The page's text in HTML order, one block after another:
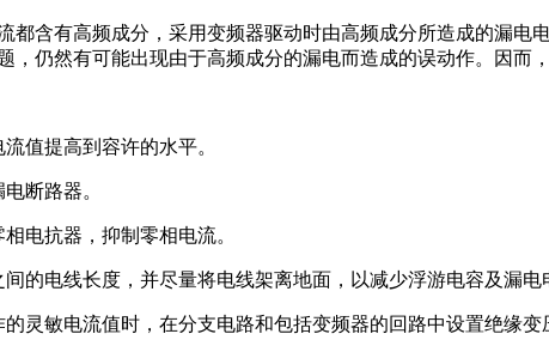
含有高频成分，采用变频器驱动时由高频成分所造成的漏电
，仍然有可能出现由于高频成分的漏电而造成的误动作。因而
值提高到容许的水平。
断路器。
抗器，抑制零相电流。
电线长度，并尽量将电线架离地面，以减少浮游电容及漏电
敏电流值时，在分支电路和包括变频器的回路中设置绝缘变